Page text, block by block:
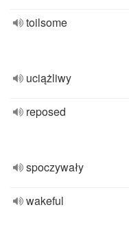
toilsome
uciążliwy
reposed
spoczywały
wakeful